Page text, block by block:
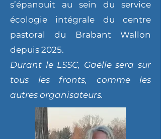
s’épanouit au sein du service
écologie intégrale du centre
pastoral du Brabant Wallon
depuis 2025.
Durant le LSSC, Gaëlle sera sur
tous les fronts, comme les
autres organisateurs.